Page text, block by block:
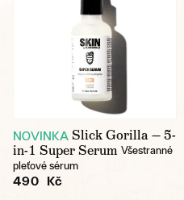
NOVINKA Slick Gorilla — 5-
in-1 Super Serum Všestranné
pleťové sérum
490 Kč